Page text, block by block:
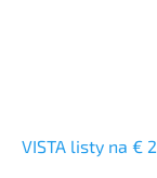
VISTA listy na € 2